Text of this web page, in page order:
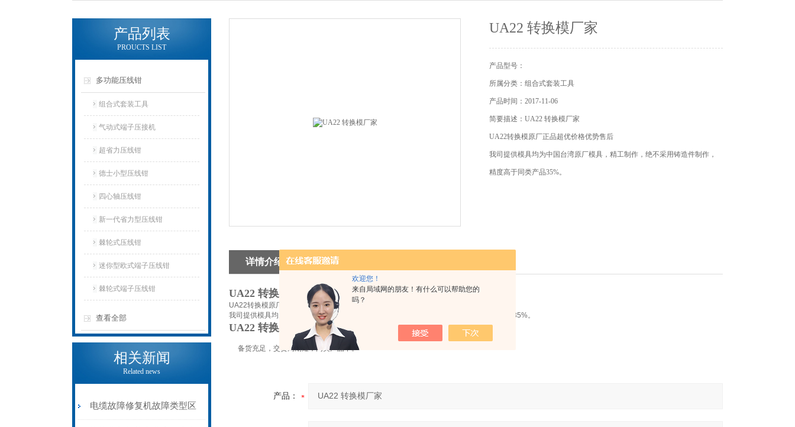
欢迎您！
来自局域网的朋友！有什么可以帮助您的
吗？
产品列表
PROUCTS LIST
多功能压线钳
组合式套装工具
气动式端子压接机
超省力压线钳
德士小型压线钳
四心轴压线钳
新一代省力型压线钳
棘轮式压线钳
迷你型欧式端子压线钳
棘轮式端子压线钳
查看全部
相关新闻
Related news
电缆故障修复机故障类型区
UA22 转换模厂家
产品型号：
所属分类：组合式套装工具
产品时间：2017-11-06
简要描述：UA22 转换模厂家
UA22转换模原厂正品超优价格优势售后
我司提供模具均为中国台湾原厂模具，精工制作，绝不采用铸造件制作，
精度高于同类产品35%。
详情介绍
UA22 转换模厂家
UA22转换模原厂正品超优价格优势售后
我司提供模具均为中国台湾原厂模具，精工制作，绝不采用铸造件制作，精度高于同类产品35%。
UA22 转换模厂家
备货充足，交货周期短，同类产品中。
产品：